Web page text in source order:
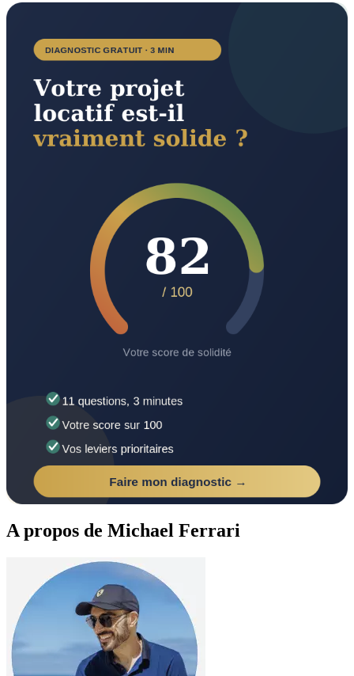
A propos de Michael Ferrari